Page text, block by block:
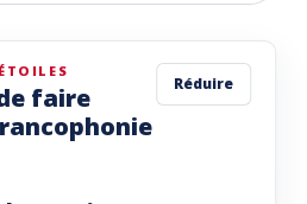
faire
Réduire